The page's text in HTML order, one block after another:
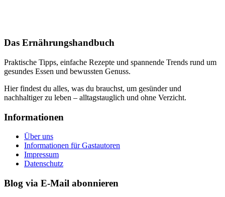
Das Ernährungshandbuch
Praktische Tipps, einfache Rezepte und spannende Trends rund um
gesundes Essen und bewussten Genuss.
Hier findest du alles, was du brauchst, um gesünder und
nachhaltiger zu leben – alltagstauglich und ohne Verzicht.
Informationen
Über uns
Informationen für Gastautoren
Impressum
Datenschutz
Blog via E-Mail abonnieren